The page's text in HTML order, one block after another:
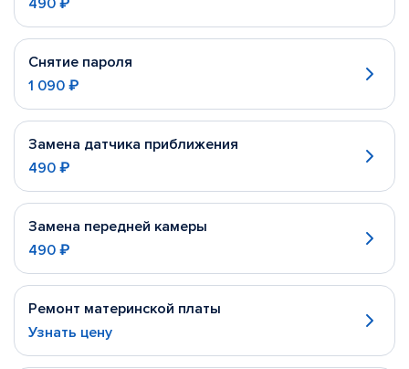
490 ₽
Снятие пароля
1 090 ₽
Замена датчика приближения
490 ₽
Замена передней камеры
490 ₽
Ремонт материнской платы
Узнать цену